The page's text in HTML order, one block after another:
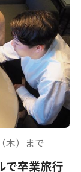
木）まで
で卒業旅行